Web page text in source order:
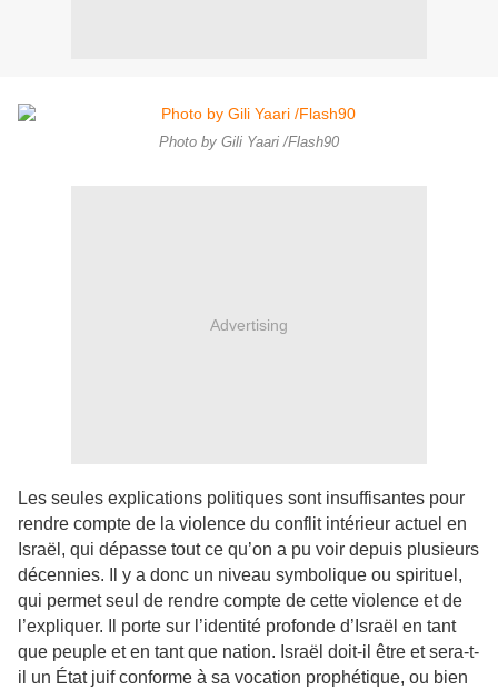
Photo by Gili Yaari /Flash90
Advertising
Les seules explications politiques sont insuffisantes pour
rendre compte de la violence du conflit intérieur actuel en
Israël, qui dépasse tout ce qu’on a pu voir depuis plusieurs
décennies. Il y a donc un niveau symbolique ou spirituel,
qui permet seul de rendre compte de cette violence et de
l’expliquer. Il porte sur l’identité profonde d’Israël en tant
que peuple et en tant que nation. Israël doit-il être et sera-t-
il un État juif conforme à sa vocation prophétique, ou bien